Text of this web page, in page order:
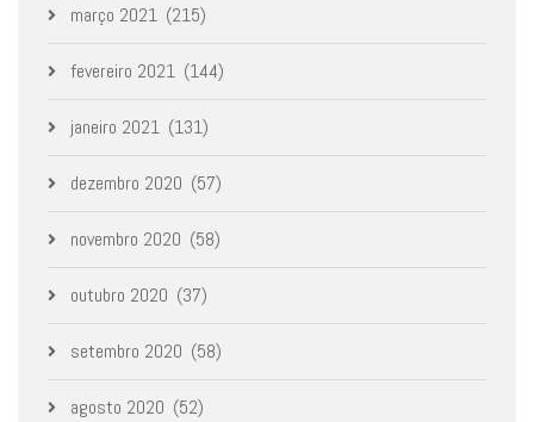
março 2021 (215)
fevereiro 2021 (144)
janeiro 2021 (131)
dezembro 2020 (57)
novembro 2020 (58)
outubro 2020 (37)
setembro 2020 (58)
agosto 2020 (52)